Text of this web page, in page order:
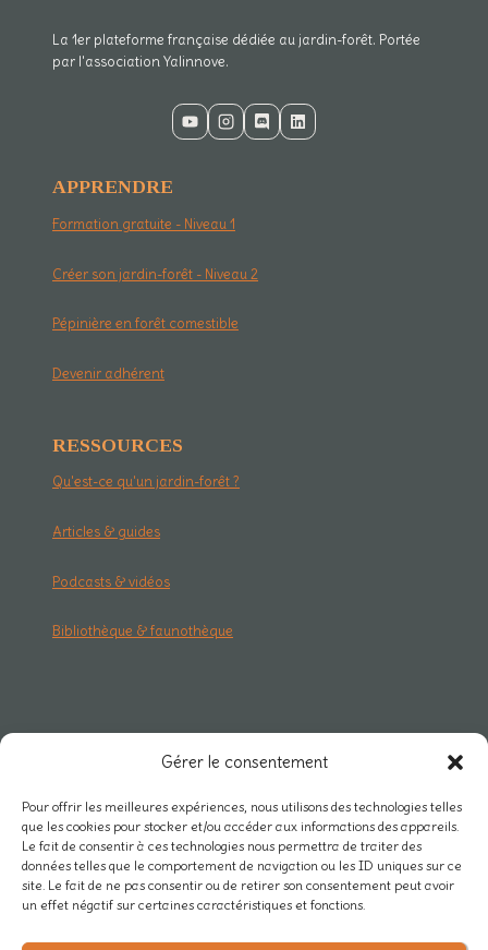
Gérer le consentement
Pour offrir les meilleures expériences, nous utilisons des technologies telles
que les cookies pour stocker et/ou accéder aux informations des appareils.
Le fait de consentir à ces technologies nous permettra de traiter des
données telles que le comportement de navigation ou les ID uniques sur ce
site. Le fait de ne pas consentir ou de retirer son consentement peut avoir
un effet négatif sur certaines caractéristiques et fonctions.
La 1er plateforme française dédiée au jardin-forêt. Portée
par l'association Yalinnove.
APPRENDRE
Formation gratuite - Niveau 1
Créer son jardin-forêt - Niveau 2
Pépinière en forêt comestible
Devenir adhérent
RESSOURCES
Qu'est-ce qu'un jardin-forêt ?
Articles & guides
Podcasts & vidéos
Bibliothèque & faunothèque
Rejoindre Mycélium
Actualités du réseau